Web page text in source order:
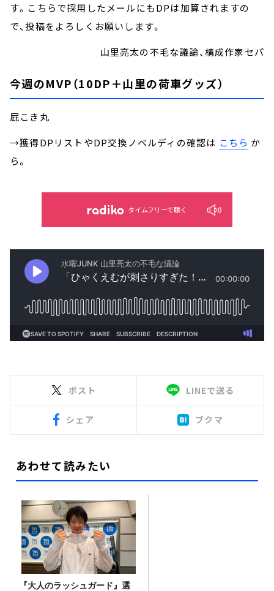
す。こちらで採用したメールにもDPは加算されますの
で、投稿をよろしくお願いします。
山里亮太の不毛な議論、構成作家セパ
今週のMVP（10DP＋山里の荷車グッズ）
屁こき丸
→獲得DPリストやDP交換ノベルディの確認は こちら か
ら。
タイムフリーで聴く
ポスト LINEで送る
シェア ブクマ
あわせて読みたい
『大人のラッシュガード』選